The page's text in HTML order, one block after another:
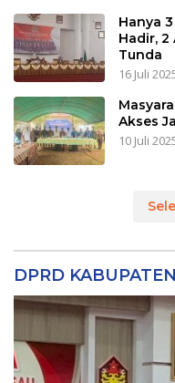
Hanya
Hadir,
Tunda
16 Juli
Akses
10 Juli
DPRD